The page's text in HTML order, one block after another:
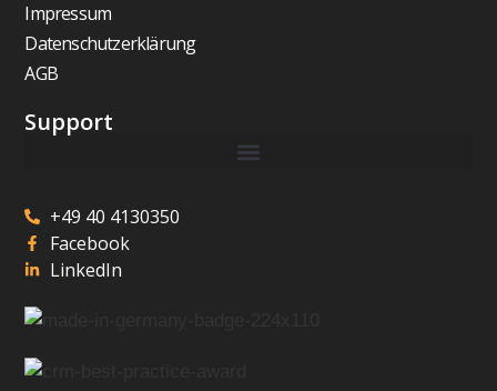
Impressum
Datenschutzerklärung
AGB
Support
+49 40 4130350
Facebook
LinkedIn